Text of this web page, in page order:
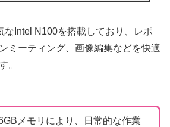
なIntel N100を搭載しており、レポ
ミーティング、画像編集などを快適
。
メモリにより、日常的な作業